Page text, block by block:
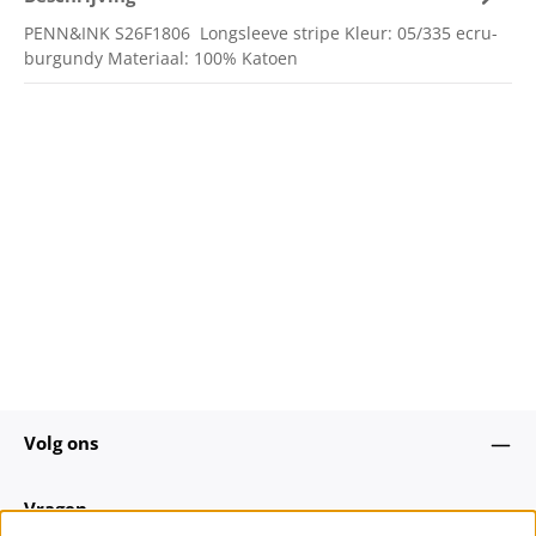
PENN&INK S26F1806 Longsleeve stripe Kleur: 05/335 ecru-
burgundy Materiaal: 100% Katoen
Volg ons
Vragen